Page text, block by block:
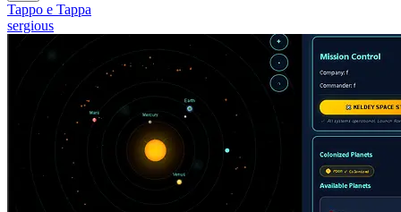
Tappo e Tappa
sergious